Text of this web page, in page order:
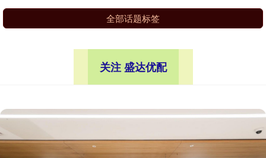
全部话题标签
关注 盛达优配